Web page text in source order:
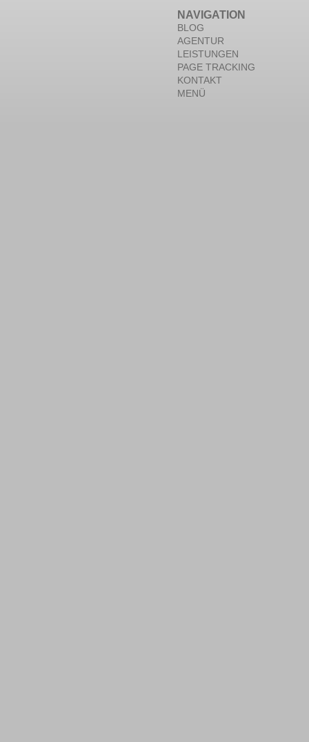
NAVIGATION
BLOG
AGENTUR
LEISTUNGEN
PAGE TRACKING
KONTAKT
MENÜ